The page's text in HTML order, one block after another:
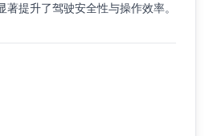
著提升了驾驶安全性与操作效率。